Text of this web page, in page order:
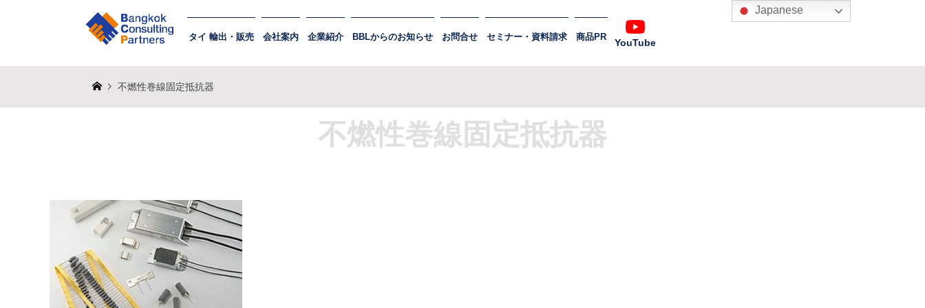
タイ 輸出・販売 会社案内 企業紹介 BBLからのお知らせ お問合せ セミナー・資料請求 商品PR
YouTube
不燃性巻線固定抵抗器
不燃性巻線固定抵抗器
Japanese